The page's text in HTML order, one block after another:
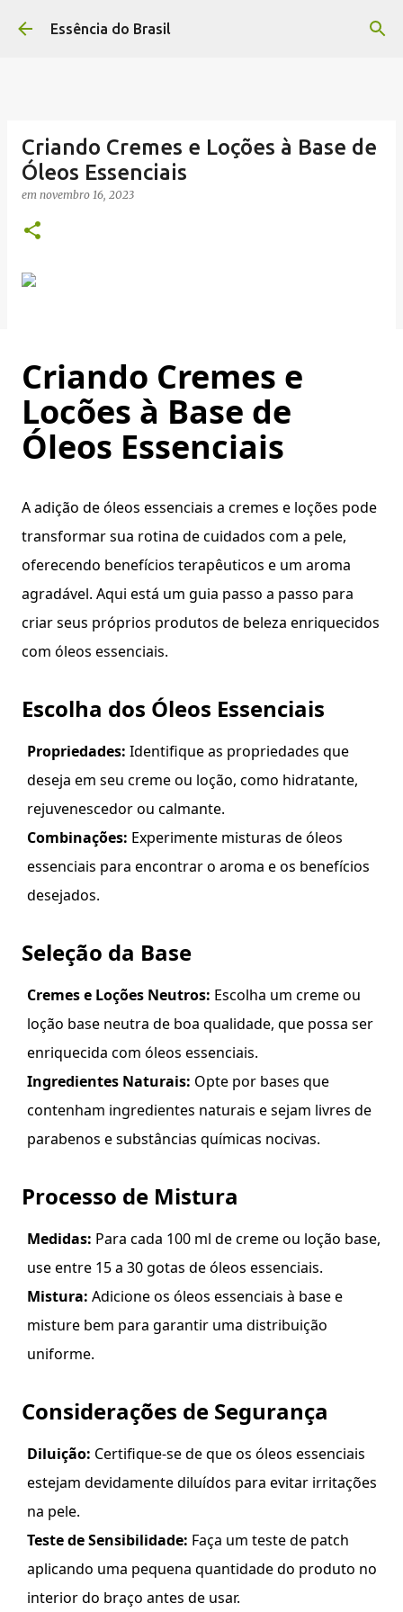
Pular para o conteúdo principal
Essência do Brasil
Criando Cremes e Loções à Base de
Óleos Essenciais
em novembro 16, 2023
Criando Cremes e
Loções à Base de
Óleos Essenciais
A adição de óleos essenciais a cremes e loções pode
transformar sua rotina de cuidados com a pele,
oferecendo benefícios terapêuticos e um aroma
agradável. Aqui está um guia passo a passo para
criar seus próprios produtos de beleza enriquecidos
com óleos essenciais.
Escolha dos Óleos Essenciais
Propriedades: Identifique as propriedades que
deseja em seu creme ou loção, como hidratante,
rejuvenescedor ou calmante.
Combinações: Experimente misturas de óleos
essenciais para encontrar o aroma e os benefícios
desejados.
Seleção da Base
Cremes e Loções Neutros: Escolha um creme ou
loção base neutra de boa qualidade, que possa ser
enriquecida com óleos essenciais.
Ingredientes Naturais: Opte por bases que
contenham ingredientes naturais e sejam livres de
parabenos e substâncias químicas nocivas.
Processo de Mistura
Medidas: Para cada 100 ml de creme ou loção base,
use entre 15 a 30 gotas de óleos essenciais.
Mistura: Adicione os óleos essenciais à base e
misture bem para garantir uma distribuição
uniforme.
Considerações de Segurança
Diluição: Certifique-se de que os óleos essenciais
estejam devidamente diluídos para evitar irritações
na pele.
Teste de Sensibilidade: Faça um teste de patch
aplicando uma pequena quantidade do produto no
interior do braço antes de usar.